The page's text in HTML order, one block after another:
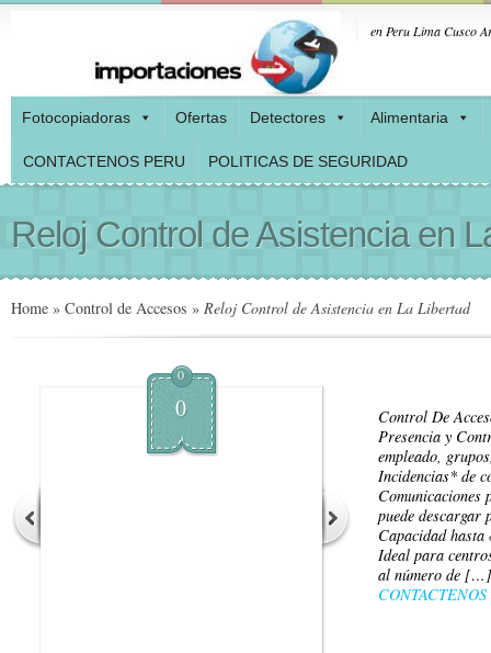
en Peru Lima Cusco
Fotocopiadoras Ofertas Detectores Alimentaria
CONTACTENOS PERU POLITICAS DE SEGURIDAD
Reloj Control de Asistencia en
Home » Control de Accesos » Reloj Control de Asistencia en La Libertad
0
0
Control De
Presencia y
empleado,
Incidencias* de
Comunicaciones
puede descargar
Capacidad hasta
Ideal para
al número de […]
CONTACTENOS